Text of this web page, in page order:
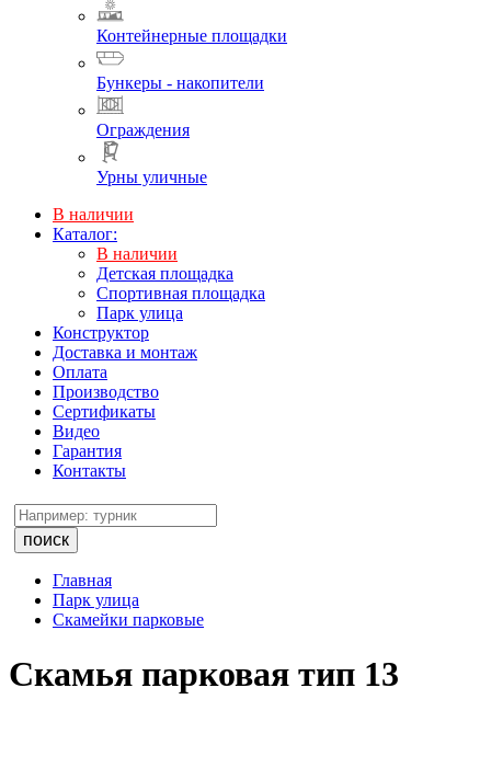
Контейнерные площадки
Бункеры - накопители
Ограждения
Урны уличные
В наличии
Каталог:
В наличии
Детская площадка
Спортивная площадка
Парк улица
Конструктор
Доставка и монтаж
Оплата
Производство
Сертификаты
Видео
Гарантия
Контакты
поиск
Главная
Парк улица
Скамейки парковые
Скамья парковая тип 13